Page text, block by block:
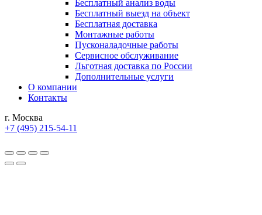
Бесплатный анализ воды
Бесплатный выезд на объект
Бесплатная доставка
Монтажные работы
Пусконаладочные работы
Сервисное обслуживание
Льготная доставка по России
Дополнительные услуги
О компании
Контакты
г. Москва
+7 (495) 215-54-11